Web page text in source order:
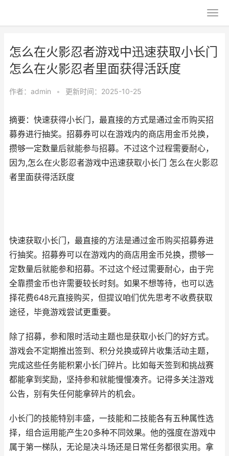
怎么在火影忍者游戏中迅速获取小长门
怎么在火影忍者里面获得活跃度
作者： admin • 更新时间：2025-10-25
摘要：快速获得小长门，最直接的方式是通过金币购买招
募券进行抽奖。招募券可以在游戏内的商店用金币兑换，
攒够一定数量后就能参与招募。不过这个过程需要耐心，
因为,怎么在火影忍者游戏中迅速获取小长门 怎么在火影忍
者里面获得活跃度
快速获取小长门，最直接的方法是通过金币购买招募券进
行抽奖。招募券可以在游戏内的商店用金币兑换，攒够一
定数量后就能参和招募。不过这个经过需要耐心，由于完
全靠攒金币也许需要较长时刻。如果不想等待，也可以选
择花费648元直接购买，但提议咱们优先思考不收费获取
途径，毕竟游戏尝试更重要。
除了招募，参和限时活动主题也是获取小长门的好方式。
游戏会不定期推出签到、积分兑换或碎片收集活动主题，
完成这些任务能积累小长门碎片。比如每天签到和挑战赛
都能拿到奖励，坚持参和就能慢慢凑齐。记得多关注游戏
公告，别有失任何能拿碎片的机会。
小长门的技能特别丰盛，一技能和二技能各有五种属性选
择，组合运用能产生20多种不同效果。他的强度在游戏中
属于第一梯队，无论是决斗场还是日常任务都很实用。拿